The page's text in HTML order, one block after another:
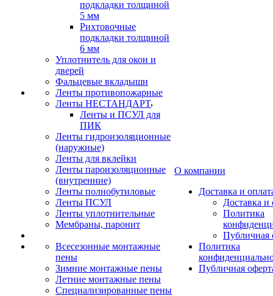
подкладки толщиной
5 мм
Рихтовочные
подкладки толщиной
6 мм
Уплотнитель для окон и
дверей
Фальцевые вкладыши
Ленты противопожарные
Ленты НЕСТАНДАРТ
Ленты и ПСУЛ для
ПИК
Ленты гидроизоляционные
(наружные)
Ленты для вклейки
Ленты пароизоляционные
(внутренние)
Ленты полнобутиловые
Ленты ПСУЛ
Ленты уплотнительные
Мембраны, паронит
Всесезонные монтажные
пены
Зимние монтажные пены
Летние монтажные пены
Специализированные пены
О компании
Доставка и
Доставка и
Политика
Публичная
Политика
Публичная